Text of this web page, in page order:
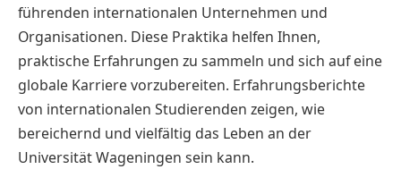
führenden internationalen Unternehmen und
Organisationen. Diese Praktika helfen Ihnen,
praktische Erfahrungen zu sammeln und sich auf eine
globale Karriere vorzubereiten. Erfahrungsberichte
von internationalen Studierenden zeigen, wie
bereichernd und vielfältig das Leben an der
Universität Wageningen sein kann.